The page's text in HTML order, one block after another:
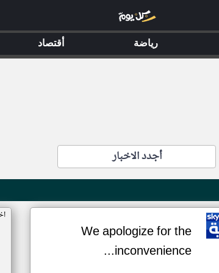
أجدد الاخبار
We apologize for the
inconvenience...
رياضة أقتصاد